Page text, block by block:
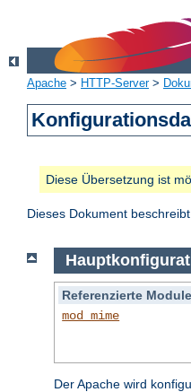
Apache > HTTP-Server>
Diese Übersetzung ist
Dieses Dokument
Referenzierte Module
mod_mime
Der Apache wird